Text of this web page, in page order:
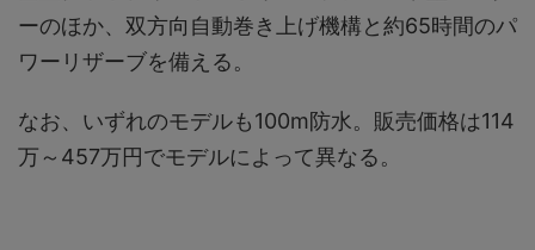
ーのほか、双方向自動巻き上げ機構と約65時間のパ
ワーリザーブを備える。
なお、いずれのモデルも100m防水。販売価格は114
万～457万円でモデルによって異なる。